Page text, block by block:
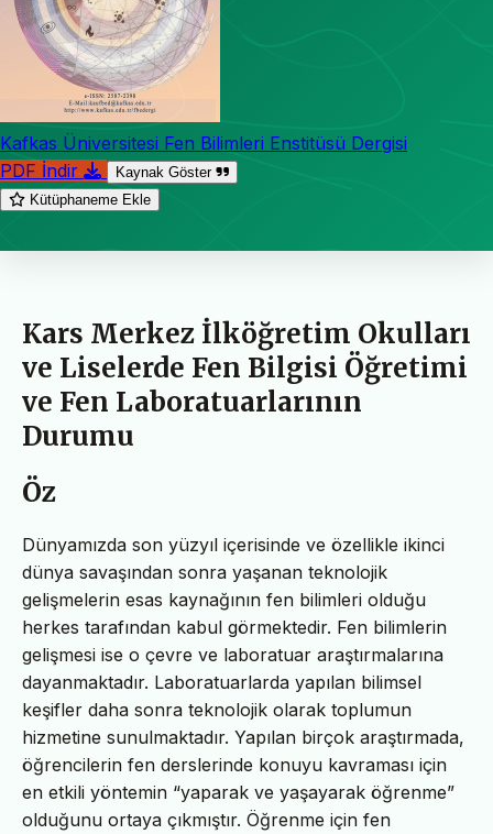
Kafkas Üniversitesi Fen Bilimleri Enstitüsü Dergisi
PDF İndir
Kaynak Göster
Kütüphaneme Ekle
Kars Merkez İlköğretim Okulları
ve Liselerde Fen Bilgisi Öğretimi
ve Fen Laboratuarlarının
Durumu
Öz
Dünyamızda son yüzyıl içerisinde ve özellikle ikinci
dünya savaşından sonra yaşanan teknolojik
gelişmelerin esas kaynağının fen bilimleri olduğu
herkes tarafından kabul görmektedir. Fen bilimlerin
gelişmesi ise o çevre ve laboratuar araştırmalarına
dayanmaktadır. Laboratuarlarda yapılan bilimsel
keşifler daha sonra teknolojik olarak toplumun
hizmetine sunulmaktadır. Yapılan birçok araştırmada,
öğrencilerin fen derslerinde konuyu kavraması için
en etkili yöntemin “yaparak ve yaşayarak öğrenme”
olduğunu ortaya çıkmıştır. Öğrenme için fen